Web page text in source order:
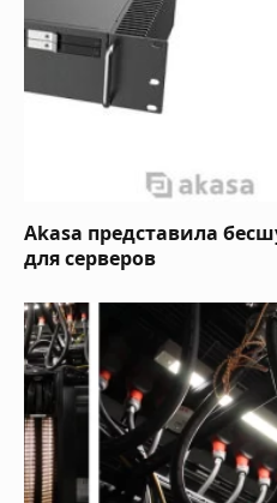
Akasa представила
для серверов